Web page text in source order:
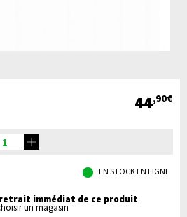
44,90€
EN STOCK EN LIGNE
retrait immédiat de ce produit
un magasin